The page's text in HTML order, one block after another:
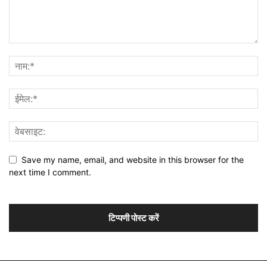
Save my name, email, and website in this browser for the
next time I comment.